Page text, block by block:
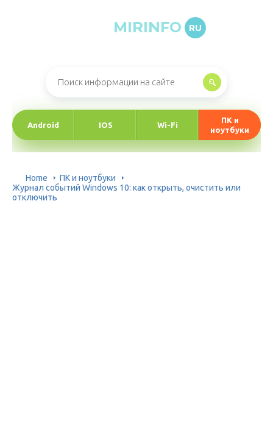
MIRINFO RU
Android IOS Wi-Fi
ПК и
ноутбуки
Home
ПК и ноутбуки
Журнал событий Windows 10: как открыть, очистить или
отключить